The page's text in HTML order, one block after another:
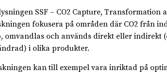
SSF – CO2 Capture, Transformation
fokusera på områden där CO2 från
omvandlas och används direkt eller indirekt
i olika produkter.
kan till exempel vara inriktad på